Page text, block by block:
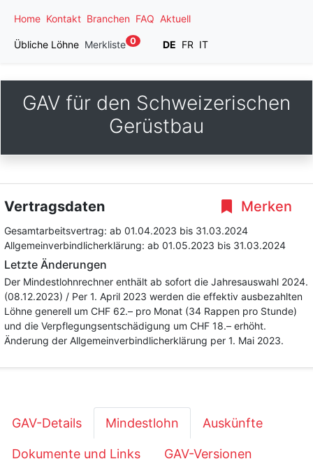
Home Kontakt Branchen FAQ Aktuell
Übliche Löhne Merkliste 0 DE FR IT
GAV für den Schweizerischen
Gerüstbau
Merken
Vertragsdaten
Gesamtarbeitsvertrag: ab 01.04.2023 bis 31.03.2024
Allgemeinverbindlicherklärung: ab 01.05.2023 bis 31.03.2024
Letzte Änderungen
Der Mindestlohnrechner enthält ab sofort die Jahresauswahl 2024.
(08.12.2023) / Per 1. April 2023 werden die effektiv ausbezahlten
Löhne generell um CHF 62.– pro Monat (34 Rappen pro Stunde)
und die Verpflegungsentschädigung um CHF 18.– erhöht.
Änderung der Allgemeinverbindlicherklärung per 1. Mai 2023.
GAV-Details Mindestlohn Auskünfte
Dokumente und Links GAV-Versionen